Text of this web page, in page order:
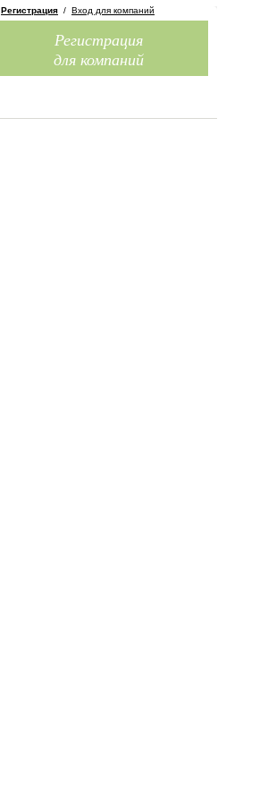
Регистрация / Вход для компаний
Регистрация
для компаний